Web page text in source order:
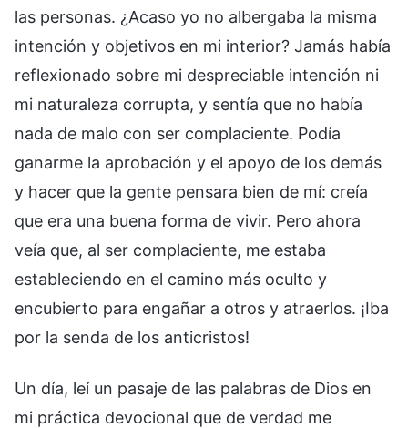
las personas. ¿Acaso yo no albergaba la misma
intención y objetivos en mi interior? Jamás había
reflexionado sobre mi despreciable intención ni
mi naturaleza corrupta, y sentía que no había
nada de malo con ser complaciente. Podía
ganarme la aprobación y el apoyo de los demás
y hacer que la gente pensara bien de mí: creía
que era una buena forma de vivir. Pero ahora
veía que, al ser complaciente, me estaba
estableciendo en el camino más oculto y
encubierto para engañar a otros y atraerlos. ¡Iba
por la senda de los anticristos!
Un día, leí un pasaje de las palabras de Dios en
mi práctica devocional que de verdad me